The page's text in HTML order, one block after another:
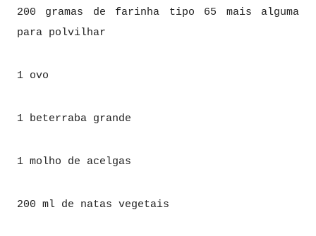
200 gramas de farinha tipo 65 mais alguma
para polvilhar
1 ovo
1 beterraba grande
1 molho de acelgas
200 ml de natas vegetais